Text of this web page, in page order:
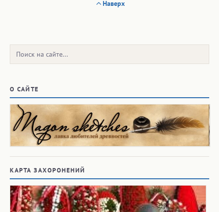
Наверх
Поиск:
О САЙТЕ
КАРТА ЗАХОРОНЕНИЙ